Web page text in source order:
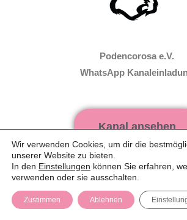
Podencorosa e.V.
WhatsApp
Kanal ansehen
WhatsApp Web
Wir verwenden Cookies, um dir die
unserer Website zu bieten.
In den Einstellungen können Sie erfahren,
verwenden oder sie ausschalten.
Zustimmen Ablehnen